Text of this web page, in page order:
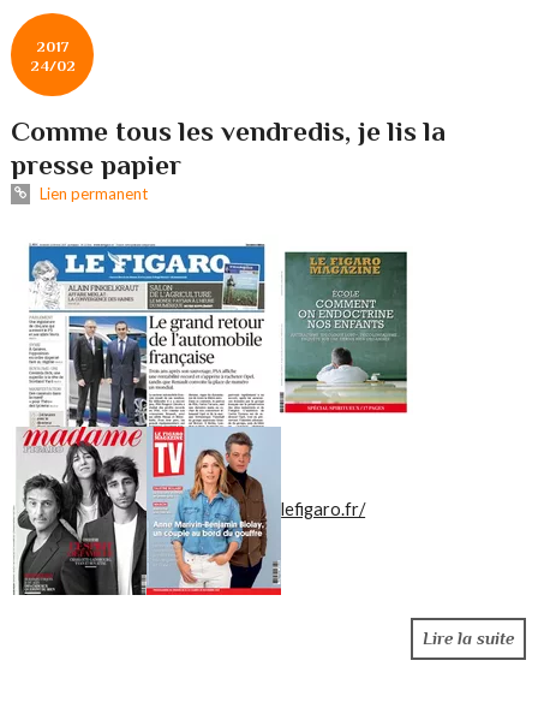
2017
24/02
Comme tous les vendredis, je lis la
presse papier
Lien permanent
lefigaro.fr/
Lire la suite